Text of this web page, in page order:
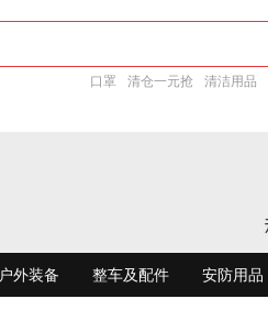
口罩 清仓一元抢 清洁用品
户外装备 整车及配件 安防用品